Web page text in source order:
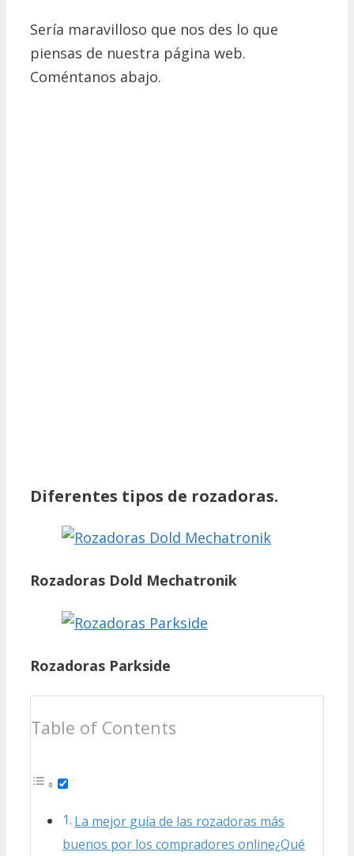
Sería maravilloso que nos des lo que
piensas de nuestra página web.
Coméntanos abajo.
Diferentes tipos de rozadoras.
Rozadoras Dold Mechatronik
Rozadoras Parkside
Table of Contents
La mejor guía de las rozadoras más
buenos por los compradores online¿Qué